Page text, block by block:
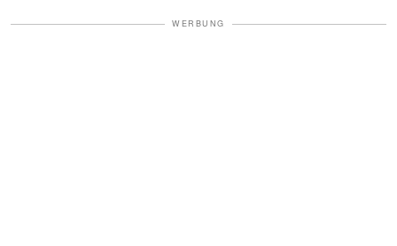
WERBUNG